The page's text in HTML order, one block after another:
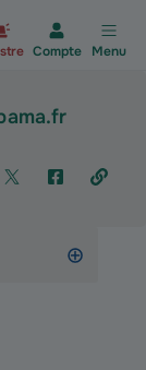
Compte Menu